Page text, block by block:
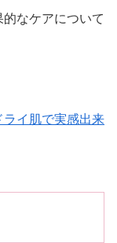
なケアについて
イ肌で実感出来